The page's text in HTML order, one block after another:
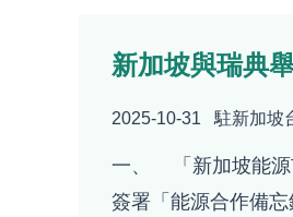
新加坡與瑞典
2025-10-31 駐新加坡
一、 「新加坡能源
簽署「能源合作備